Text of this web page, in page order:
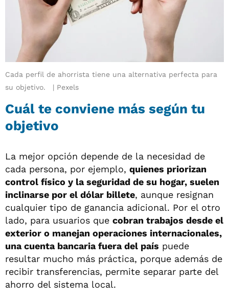
Cada perfil de ahorrista tiene una alternativa perfecta para
su objetivo.
Pexels
Cuál te conviene más según tu
objetivo
La mejor opción depende de la necesidad de
cada persona, por ejemplo, quienes priorizan
control físico y la seguridad de su hogar, suelen
inclinarse por el dólar billete, aunque resignan
cualquier tipo de ganancia adicional. Por el otro
lado, para usuarios que cobran trabajos desde el
exterior o manejan operaciones internacionales,
una cuenta bancaria fuera del país puede
resultar mucho más práctica, porque además de
recibir transferencias, permite separar parte del
ahorro del sistema local.